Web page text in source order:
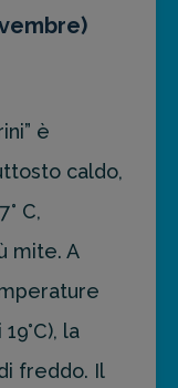
è
caldo,
C,
mite. A
la
freddo. Il